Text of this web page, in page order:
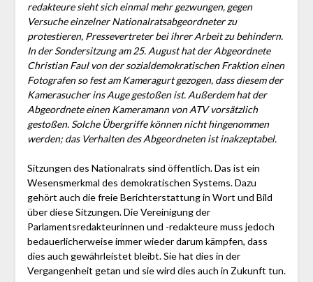
redakteure sieht sich einmal mehr gezwungen, gegen
Versuche einzelner Nationalratsabgeordneter zu
protestieren, Pressevertreter bei ihrer Arbeit zu behindern.
In der Sondersitzung am 25. August hat der Abgeordnete
Christian Faul von der sozialdemokratischen Fraktion einen
Fotografen so fest am Kameragurt gezogen, dass diesem der
Kamerasucher ins Auge gestoßen ist. Außerdem hat der
Abgeordnete einen Kameramann von ATV vorsätzlich
gestoßen. Solche Übergriffe können nicht hingenommen
werden; das Verhalten des Abgeordneten ist inakzeptabel.
Sitzungen des Nationalrats sind öffentlich. Das ist ein
Wesensmerkmal des demokratischen Systems. Dazu
gehört auch die freie Berichterstattung in Wort und Bild
über diese Sitzungen. Die Vereinigung der
Parlamentsredakteurinnen und -redakteure muss jedoch
bedauerlicherweise immer wieder darum kämpfen, dass
dies auch gewährleistet bleibt. Sie hat dies in der
Vergangenheit getan und sie wird dies auch in Zukunft tun.